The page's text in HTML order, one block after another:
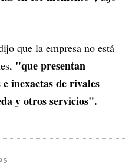
que la empresa no está
"que presentan
inexactas de rivales
y otros servicios".